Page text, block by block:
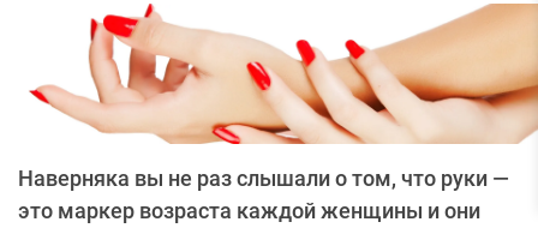
Наверняка вы не раз слышали о том, что руки —
это маркер возраста каждой женщины и они